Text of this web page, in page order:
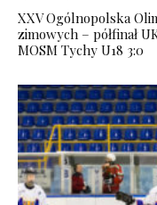
XXV Ogólnopolska
zimowych – półfinał
MOSM Tychy U18 3:0